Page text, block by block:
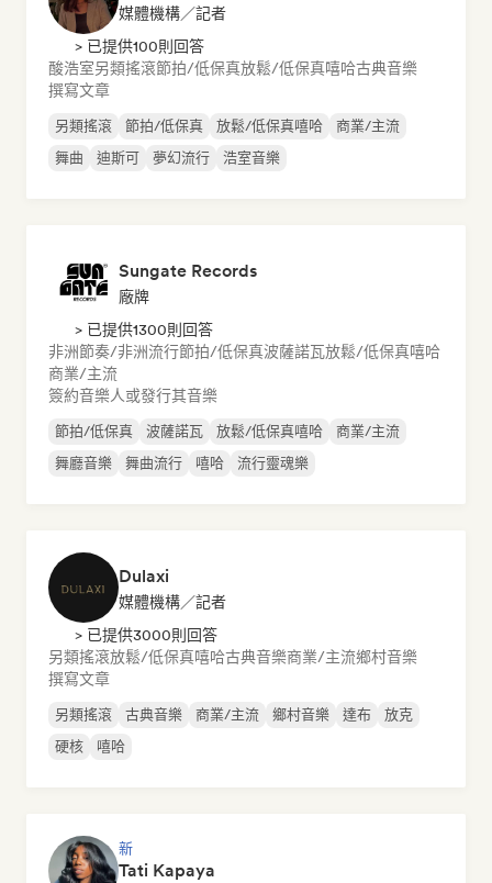
媒體機構／記者
> 已提供100則回答
酸浩室另類搖滾節拍/低保真放鬆/低保真嘻哈古典音樂
撰寫文章
另類搖滾 節拍/低保真 放鬆/低保真嘻哈
商業/主流
舞曲
迪斯可 夢幻流行 浩室音樂
Sungate Records
廠牌
> 已提供1300則回答
非洲節奏/非洲流行節拍/低保真波薩諾瓦放鬆/低保真嘻哈
商業/主流
簽約音樂人或發行其音樂
節拍/低保真 波薩諾瓦 放鬆/低保真嘻哈
商業/主流
舞廳音樂
舞曲流行 嘻哈 流行靈魂樂
Dulaxi
媒體機構／記者
> 已提供3000則回答
另類搖滾放鬆/低保真嘻哈古典音樂商業/主流鄉村音樂
撰寫文章
另類搖滾 古典音樂 商業/主流 鄉村音樂 達布
放克
硬核
嘻哈
新
Tati Kapaya